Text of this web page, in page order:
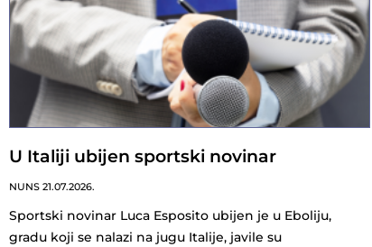
U Italiji ubijen sportski novinar
NUNS 21.07.2026.
Sportski novinar Luca Esposito ubijen je u Eboliju,
gradu koji se nalazi na jugu Italije, javile su